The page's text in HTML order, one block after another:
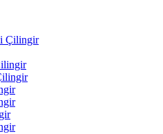
Çilingir